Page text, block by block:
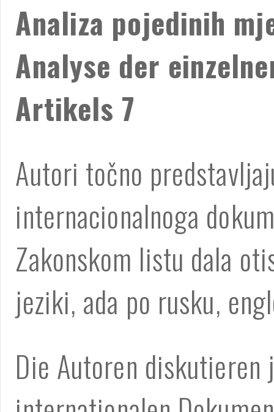
Analiza pojedinih
Analyse der
Artikels 7
Autori točno
internacionalnoga
Zakonskom listu dala
jeziki, ada po rusku,
Die Autoren diskutieren